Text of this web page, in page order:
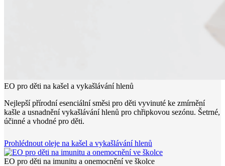
EO pro děti na kašel a vykašlávání hlenů
Nejlepší přírodní esenciální směsi pro děti vyvinuté ke zmírnění
kašle a usnadnění vykašlávání hlenů pro chřipkovou sezónu. Šetrné,
účinné a vhodné pro děti.
Prohlédnout oleje na kašel a vykašlávání hlenů
EO pro děti na imunitu a onemocnění ve školce